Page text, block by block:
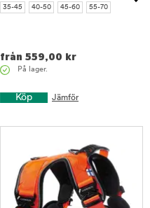
35-45 40-50 45-60 55-70
från 559,00 kr
På lager.
Köp Jämför